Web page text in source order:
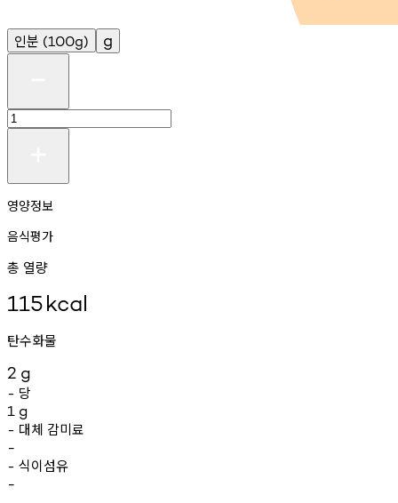
인분 (100g) g
영양정보
음식평가
총 열량
115kcal
탄수화물
2 g
- 당
1 g
- 대체 감미료
-
- 식이섬유
-